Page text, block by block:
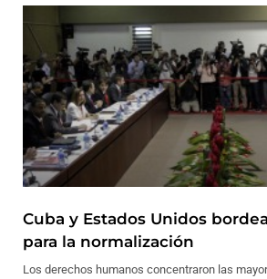
Cuba y Estados Unidos
para la normalización
Los derechos humanos concentraron las